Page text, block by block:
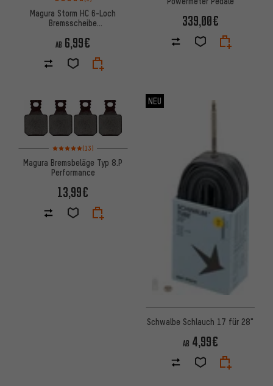
Magura Storm HC 6-Loch
Bremsscheibe
AB 6,99€
339,00€
Bewertungen: 5 von 5 basierend auf 13 Bewertungen
(13)
Magura Bremsbeläge Typ 8.P
Performance
13,99€
NEU
Schwalbe Schlauch 17 für 28"
AB 4,99€